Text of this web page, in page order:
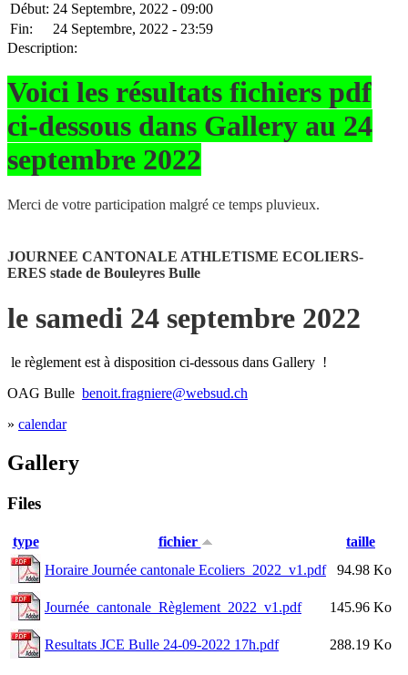
Début: 24 Septembre, 2022 - 09:00
Fin:
24 Septembre, 2022 - 23:59
Description:
Voici les résultats fichiers pdf
ci-dessous dans Gallery au 24
septembre 2022
Merci de votre participation malgré ce temps pluvieux.
JOURNEE CANTONALE ATHLETISME ECOLIERS-
ERES stade de Bouleyres Bulle
le samedi 24 septembre 2022
le règlement est à disposition ci-dessous dans Gallery !
OAG Bulle benoit.fragniere@websud.ch
» calendar
Gallery
Files
type fichier
taille
Horaire Journée cantonale Ecoliers_2022_v1.pdf
94.98 Ko
Journée_cantonale_Règlement_2022_v1.pdf 145.96 Ko
Resultats JCE Bulle 24-09-2022 17h.pdf 288.19 Ko